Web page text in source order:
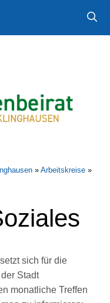
» Arbeitskreise »
sich für die
Stadt
monatliche Treffen